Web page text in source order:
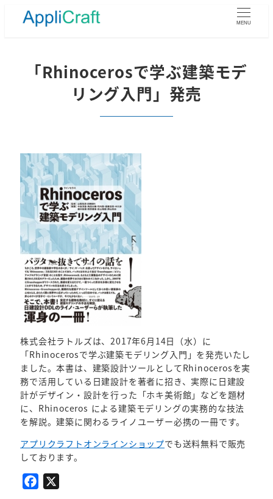
MENU
「Rhinocerosで学ぶ建築モデ
リング入門」発売
株式会社ラトルズは、2017年6月14日（水）に
「Rhinocerosで学ぶ建築モデリング入門」を発売いたし
ました。本書は、建築設計ツールとしてRhinocerosを実
務で活用している日建設計を著者に招き、実際に日建設
計がデザイン・設計を行った「ホキ美術館」などを題材
に、Rhinoceros による建築モデリングの実務的な技法
を解説。建築に関わるライノユーザー必携の一冊です。
アプリクラフトオンラインショップでも送料無料で販売
しております。